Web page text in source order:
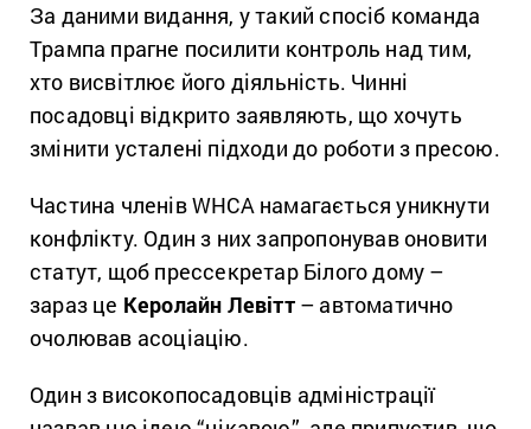
За даними видання, у такий спосіб команда
Трампа прагне посилити контроль над тим,
хто висвітлює його діяльність. Чинні
посадовці відкрито заявляють, що хочуть
змінити усталені підходи до роботи з пресою.
Частина членів WHCA намагається уникнути
конфлікту. Один з них запропонував оновити
статут, щоб прессекретар Білого дому –
зараз це Керолайн Левітт– автоматично
очолював асоціацію.
Один з високопосадовців адміністрації